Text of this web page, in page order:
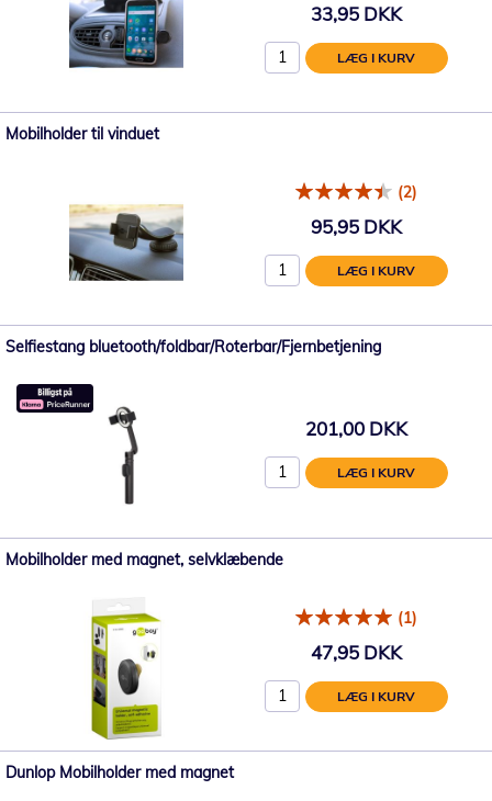
33,95 DKK
LÆG I KURV
Mobilholder til vinduet
(2)
95,95 DKK
LÆG I KURV
Selfiestang bluetooth/foldbar/Roterbar/Fjernbetjening
201,00 DKK
LÆG I KURV
Mobilholder med magnet, selvklæbende
(1)
47,95 DKK
LÆG I KURV
Dunlop Mobilholder med magnet